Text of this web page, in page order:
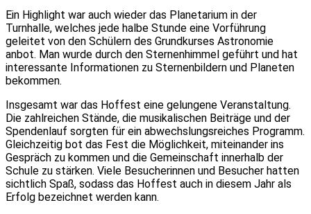
Ein Highlight war auch wieder das Planetarium in der
Turnhalle, welches jede halbe Stunde eine Vorführung
geleitet von den Schülern des Grundkurses Astronomie
anbot. Man wurde durch den Sternenhimmel geführt und hat
interessante Informationen zu Sternenbildern und Planeten
bekommen.
Insgesamt war das Hoffest eine gelungene Veranstaltung.
Die zahlreichen Stände, die musikalischen Beiträge und der
Spendenlauf sorgten für ein abwechslungsreiches Programm.
Gleichzeitig bot das Fest die Möglichkeit, miteinander ins
Gespräch zu kommen und die Gemeinschaft innerhalb der
Schule zu stärken. Viele Besucherinnen und Besucher hatten
sichtlich Spaß, sodass das Hoffest auch in diesem Jahr als
Erfolg bezeichnet werden kann.